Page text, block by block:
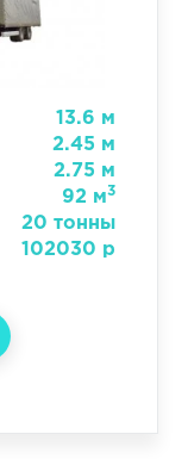
13.6 м
2.45 м
2.75 м
92 м3
20 тонны
102030 р